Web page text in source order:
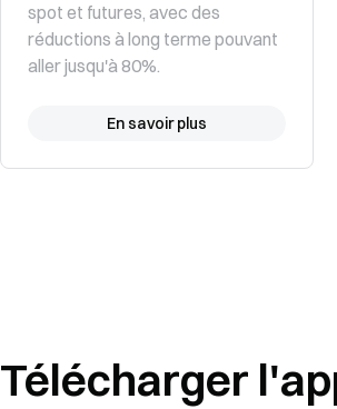
spot et futures, avec des
réductions à long terme pouvant
aller jusqu'à 80%.
En savoir plus
Télécharger